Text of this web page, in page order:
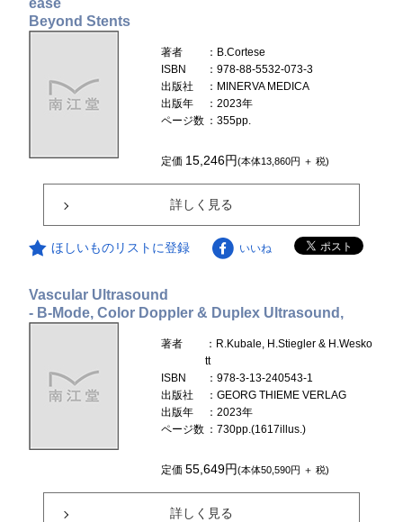
ease
Beyond Stents
著者
：B.Cortese
ISBN
：978-88-5532-073-3
出版社
：MINERVA MEDICA
出版年
：2023年
ページ数 ：355pp.
定価 15,246円(本体13,860円 ＋ 税)
詳しく見る
ほしいものリストに登録 いいね
Vascular Ultrasound
- B-Mode, Color Doppler & Duplex Ultrasound,
著者
：R.Kubale, H.Stiegler & H.Wesko
tt
ISBN
：978-3-13-240543-1
出版社
：GEORG THIEME VERLAG
出版年
：2023年
ページ数 ：730pp.(1617illus.)
定価55,649円(本体50,590円 ＋ 税)
詳しく見る